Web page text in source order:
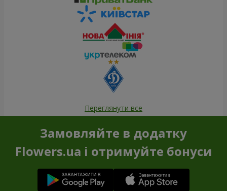
Переглянути все
Замовляйте в додатку
Flowers.ua і отримуйте бонуси